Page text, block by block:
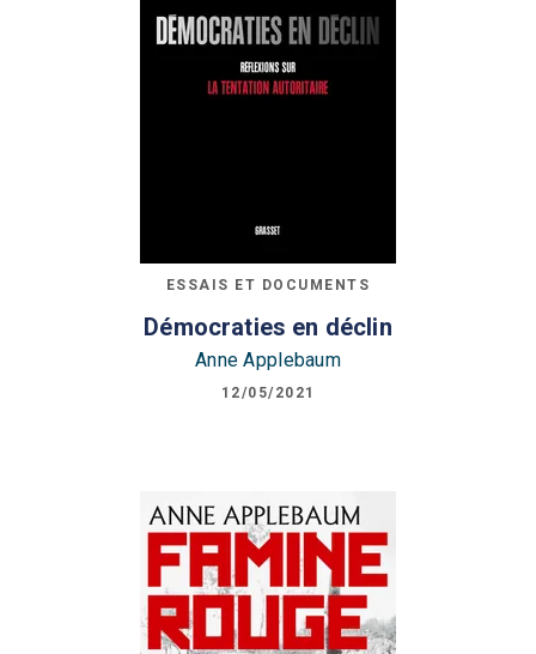
ESSAIS ET DOCUMENTS
Démocraties en déclin
Anne Applebaum
12/05/2021